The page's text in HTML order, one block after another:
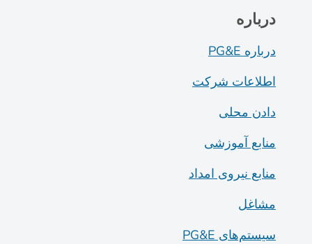
درباره
درباره PG&E
اطلاعات شرکت
دادن محلی
منابع آموزشی
منابع نیروی امداد
مشاغل
سیستم‌های PG&E